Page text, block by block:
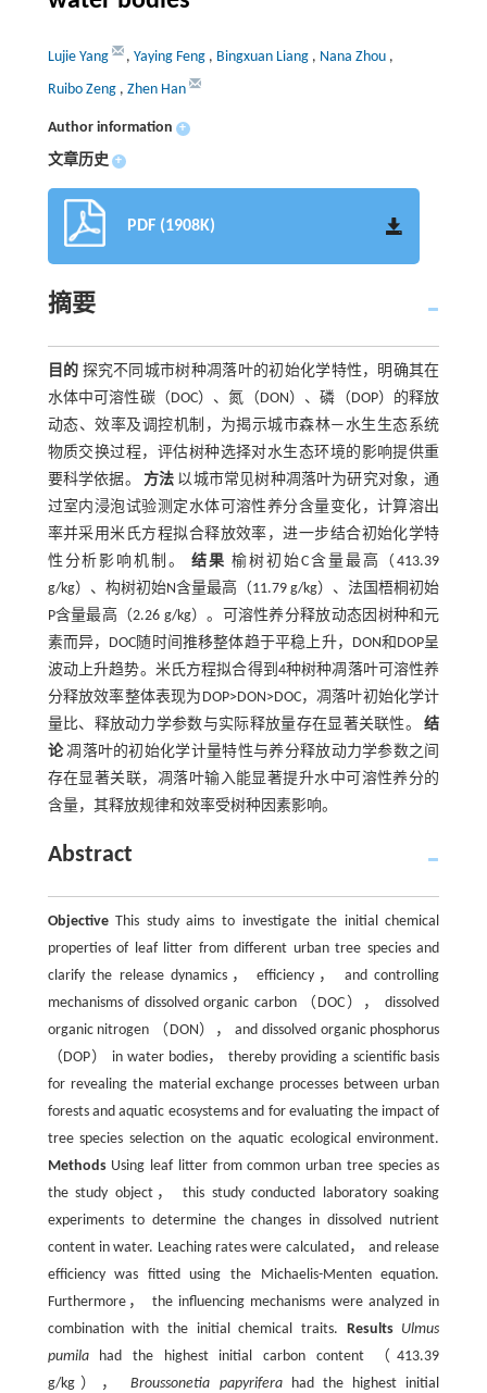
Lujie Yang , Yaying Feng , Bingxuan Liang , Nana Zhou ,
Ruibo Zeng , Zhen Han
Author information +
文章历史 +
PDF (1908K)
摘要
目的 探究不同城市树种凋落叶的初始化学特性，明确其在
水体中可溶性碳（DOC）、氮（DON）、磷（DOP）的释放
动态、效率及调控机制，为揭示城市森林—水生生态系统
物质交换过程，评估树种选择对水生态环境的影响提供重
要科学依据。 方法 以城市常见树种凋落叶为研究对象，通
过室内浸泡试验测定水体可溶性养分含量变化，计算溶出
率并采用米氏方程拟合释放效率，进一步结合初始化学特
性分析影响机制。结果 榆树初始C含量最高（413.39
g/kg）、构树初始N含量最高（11.79 g/kg）、法国梧桐初始
P含量最高（2.26 g/kg）。可溶性养分释放动态因树种和元
素而异，DOC随时间推移整体趋于平稳上升，DON和DOP呈
波动上升趋势。米氏方程拟合得到4种树种凋落叶可溶性养
分释放效率整体表现为DOP>DON>DOC，凋落叶初始化学计
量比、释放动力学参数与实际释放量存在显著关联性。结
论凋落叶的初始化学计量特性与养分释放动力学参数之间
存在显著关联，凋落叶输入能显著提升水中可溶性养分的
含量，其释放规律和效率受树种因素影响。
Abstract
ObjectiveThis study aims to investigate the initial chemical
properties of leaf litter from different urban tree species and
clarify the release dynamics， efficiency， and controlling
mechanisms of dissolved organic carbon （DOC）， dissolved
organic nitrogen （DON）， and dissolved organic phosphorus
（DOP） in water bodies， thereby providing a scientific basis
for revealing the material exchange processes between urban
forests and aquatic ecosystems and for evaluating the impact of
tree species selection on the aquatic ecological environment.
MethodsUsing leaf litter from common urban tree species as
the study object， this study conducted laboratory soaking
experiments to determine the changes in dissolved nutrient
content in water. Leaching rates were calculated， and release
efficiency was fitted using the Michaelis-Menten equation.
Furthermore， the influencing mechanisms were analyzed in
combination with the initial chemical traits. Results Ulmus
pumilahad the highest initial carbon content （413.39
g/kg），Broussonetia papyriferahad the highest initial